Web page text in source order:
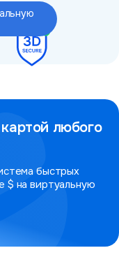
минут
любого
быстрых
$ на виртуальную